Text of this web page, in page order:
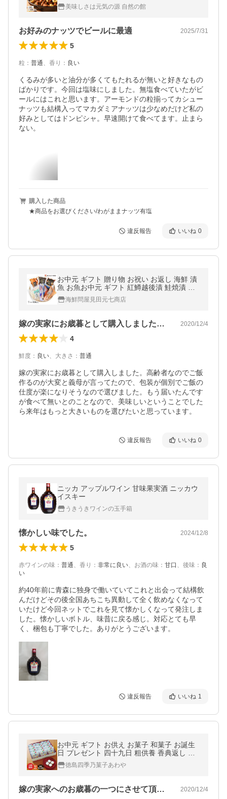
美味しさは元気の源 自然の館
お好みのナッツでビールに最適 2025/7/31
5
粒 ： 普通、 香り ： 良い
くるみが多いと油分が多くてもたれるが無いと好きなもの
ばかりです。今回は塩味にしました。無塩食べていたがビ
ールにはこれと思います。アーモンドの粒揃ってカシュー
ナッツも結構入ってマカダミアナッツは少なめだけど私の
好みとしてはドンピシャ。早速開けて食べてます。止まら
ない。
購入した商品
★商品をお選びください/わがままナッツ有塩
違反報告 いいね 0
お中元 ギフト 贈り物 お祝い お返し 海鮮 漬
魚 お魚お中元 ギフト 紅鱒越後漬 鮭焼漬 鯖
焼漬 鰊焼漬 鯖粕漬 7種13切 詰合せ 爆買
海鮮問屋見田元七商店
嫁の実家にお歳暮として購入しました。高… 2020/12/4
4
鮮度 ： 良い、 大きさ ： 普通
嫁の実家にお歳暮として購入しました。高齢者なのでご飯
作るのが大変と義母が言ってたので、包装が個別でご飯の
仕度が楽になりそうなので選びました。もう届いたんです
が食べて無いとのことなので、美味しいということでした
ら来年はもっと大きいものを選びたいと思っています。
違反報告 いいね 0
ニッカ アップルワイン 甘味果実酒 ニッカウ
イスキー
うきうきワインの玉手箱
懐かしい味でした。 2024/12/8
5
赤ワインの味 ： 普通、 香り ： 非常に良い、 お酒の味 ： 甘口 、 後味 ： 良
い
約40年前に青森に独身で働いていてこれと出会って結構飲
んだけどその後全国あちこち異動して全く飲めなくなって
いたけど今回ネットでこれを見て懐かしくなって発注しま
した。懐かしいボトル、味昔に戻る感じ。対応とても早
く、梱包も丁寧でした。ありがとうございます。
違反報告 いいね 1
お中元 ギフト お供え お菓子 和菓子 お誕生
日 プレゼント 四十九日 粗供養 香典返し 品
物 お供え物 お礼 内祝い 阿波和三盆糖 舞玉
古希 喜寿 米寿
徳島四季乃菓子あわや
嫁の実家へのお歳暮の一つにさせて頂きま… 2020/12/4